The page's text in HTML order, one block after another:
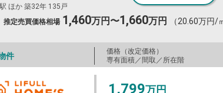
ほか 築32年 135戸
推定売買価格相場 1,460万円〜1,660万円 （20.60万円/
件
価格（改定価格）
専有面積／間取／所在階
1,799万円